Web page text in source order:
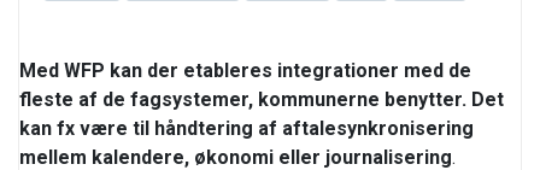
Med WFP kan der etableres integrationer med de
fleste af de fagsystemer, kommunerne benytter. Det
kan fx være til håndtering af aftalesynkronisering
mellem kalendere, økonomi eller journalisering.